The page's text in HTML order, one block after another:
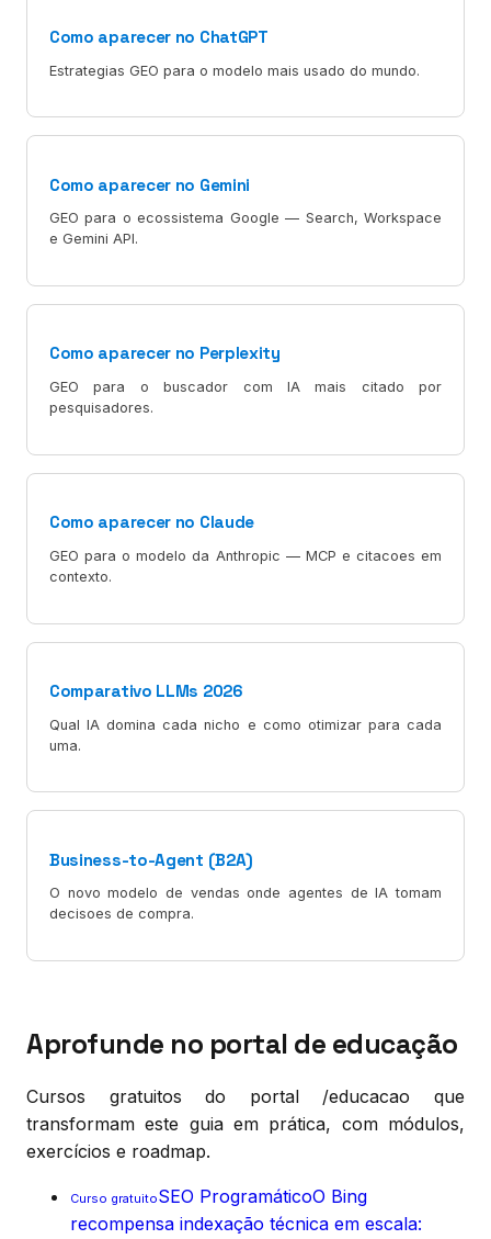
Como aparecer no ChatGPT
Estrategias GEO para o modelo mais usado do mundo.
Como aparecer no Gemini
GEO para o ecossistema Google — Search, Workspace
e Gemini API.
Como aparecer no Perplexity
GEO para o buscador com IA mais citado por
pesquisadores.
Como aparecer no Claude
GEO para o modelo da Anthropic — MCP e citacoes em
contexto.
Comparativo LLMs 2026
Qual IA domina cada nicho e como otimizar para cada
uma.
Business-to-Agent (B2A)
O novo modelo de vendas onde agentes de IA tomam
decisoes de compra.
Aprofunde no portal de educação
Cursos gratuitos do portal /educacao que
transformam este guia em prática, com módulos,
exercícios e roadmap.
Curso gratuitoSEO ProgramáticoO Bing
recompensa indexação técnica em escala: